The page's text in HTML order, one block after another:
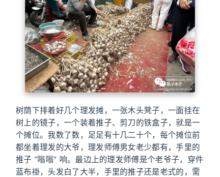
树荫下排着好几个理发摊，一张木头凳子，一面挂在
树上的镜子，一个装着推子、剪刀的铁盒子，就是一
个摊位。我数了数，足足有十几二十个，每个摊位前
都坐着理发的大爷，理发师傅男女老少都有，手里的
推子 “嗡嗡” 响。最边上的理发师傅是个老爷子，穿件
蓝布褂，头发白了大半，手里的推子还是老式的，需